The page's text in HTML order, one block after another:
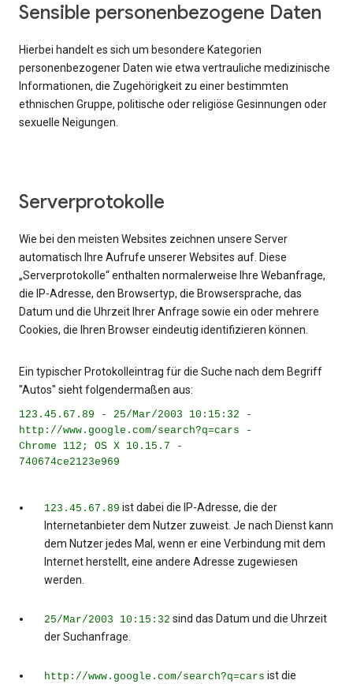
Sensible personenbezogene Daten
Hierbei handelt es sich um besondere Kategorien
personenbezogener Daten wie etwa vertrauliche medizinische
Informationen, die Zugehörigkeit zu einer bestimmten
ethnischen Gruppe, politische oder religiöse Gesinnungen oder
sexuelle Neigungen.
Serverprotokolle
Wie bei den meisten Websites zeichnen unsere Server
automatisch Ihre Aufrufe unserer Websites auf. Diese
„Serverprotokolle“ enthalten normalerweise Ihre Webanfrage,
die IP-Adresse, den Browsertyp, die Browsersprache, das
Datum und die Uhrzeit Ihrer Anfrage sowie ein oder mehrere
Cookies, die Ihren Browser eindeutig identifizieren können.
Ein typischer Protokolleintrag für die Suche nach dem Begriff
"Autos" sieht folgendermaßen aus:
123.45.67.89 - 25/Mar/2003 10:15:32 -
http://www.google.com/search?q=cars -
Chrome 112; OS X 10.15.7 -
740674ce2123e969
123.45.67.89 ist dabei die IP-Adresse, die der
Internetanbieter dem Nutzer zuweist. Je nach Dienst kann
dem Nutzer jedes Mal, wenn er eine Verbindung mit dem
Internet herstellt, eine andere Adresse zugewiesen
werden.
25/Mar/2003 10:15:32 sind das Datum und die Uhrzeit
der Suchanfrage.
http://www.google.com/search?q=cars ist die